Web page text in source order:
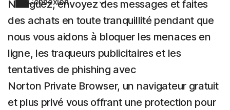
Naviguez, envoyez des messages et faites
des achats en toute tranquillité pendant que
nous vous aidons à bloquer les menaces en
ligne, les traqueurs publicitaires et les
tentatives de phishing avec
Norton Private Browser, un navigateur gratuit
et plus privé vous offrant une protection pour